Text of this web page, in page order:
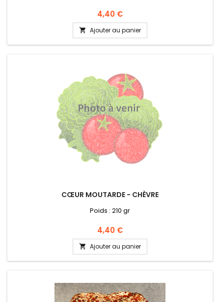
Prix
4,40 €
 Ajouter au panier
CŒUR MOUTARDE - CHÈVRE
Poids : 210 gr
Prix
4,40 €
 Ajouter au panier